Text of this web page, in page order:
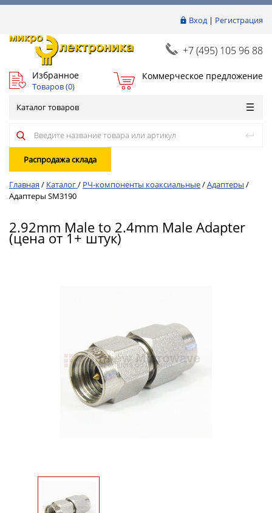
Вход| Регистрация
+7 (495) 105 96 88
Избранное
Товаров (0)
Коммерческое предложение
Каталог товаров
Распродажа склада
Главная / Каталог/ РЧ-компоненты коаксиальные/Адаптеры /
Адаптеры SM3190
2.92mm Male to 2.4mm Male Adapter
(цена от 1+ штук)